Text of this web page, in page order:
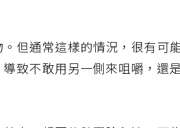
但通常這樣的情況，很有可
致不敢用另一側來咀嚼，還